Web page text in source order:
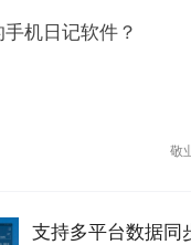
机日记软件？
敬
支持多平台数据同